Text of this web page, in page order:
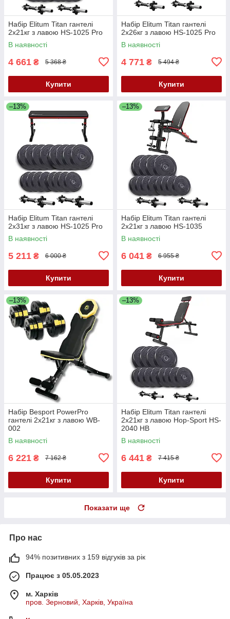
Набір Elitum Titan гантелі
2х21кг з лавою HS-1025 Pro
В наявності
4 661 ₴ 5 368 ₴
Купити
Набір Elitum Titan гантелі
2х26кг з лавою HS-1025 Pro
В наявності
4 771 ₴ 5 494 ₴
Купити
–13%
Набір Elitum Titan гантелі
2х31кг з лавою HS-1025 Pro
В наявності
5 211 ₴ 6 000 ₴
Купити
–13%
Набір Elitum Titan гантелі
2х21кг з лавою HS-1035
В наявності
6 041 ₴ 6 955 ₴
Купити
–13%
Набір Besport PowerPro
гантелі 2х21кг з лавою WB-
002
В наявності
6 221 ₴ 7 162 ₴
Купити
–13%
Набір Elitum Titan гантелі
2х21кг з лавою Hop-Sport HS-
2040 НВ
В наявності
6 441 ₴ 7 415 ₴
Купити
Показати ще
Про нас
94% позитивних з 159 відгуків за рік
Працює з 05.05.2023
м. Харків
пров. Зерновий, Харків, Україна